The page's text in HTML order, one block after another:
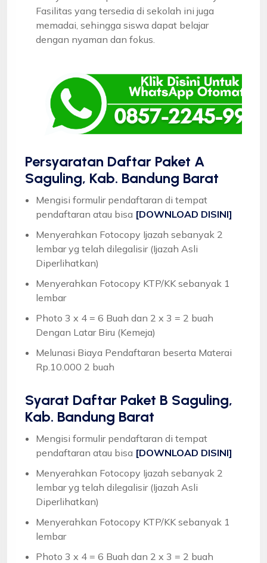
Fasilitas yang tersedia di sekolah ini juga
memadai, sehingga siswa dapat belajar
dengan nyaman dan fokus.
Persyaratan Daftar Paket A
Saguling, Kab. Bandung Barat
Mengisi formulir pendaftaran di tempat
pendaftaran atau bisa [DOWNLOAD DISINI]
Menyerahkan Fotocopy Ijazah sebanyak 2
lembar yg telah dilegalisir (Ijazah Asli
Diperlihatkan)
Menyerahkan Fotocopy KTP/KK sebanyak 1
lembar
Photo 3 x 4 = 6 Buah dan 2 x 3 = 2 buah
Dengan Latar Biru (Kemeja)
Melunasi Biaya Pendaftaran beserta Materai
Rp.10.000 2 buah
Syarat Daftar Paket B Saguling,
Kab. Bandung Barat
Mengisi formulir pendaftaran di tempat
pendaftaran atau bisa [DOWNLOAD DISINI]
Menyerahkan Fotocopy Ijazah sebanyak 2
lembar yg telah dilegalisir (Ijazah Asli
Diperlihatkan)
Menyerahkan Fotocopy KTP/KK sebanyak 1
lembar
Photo 3 x 4 = 6 Buah dan 2 x 3 = 2 buah